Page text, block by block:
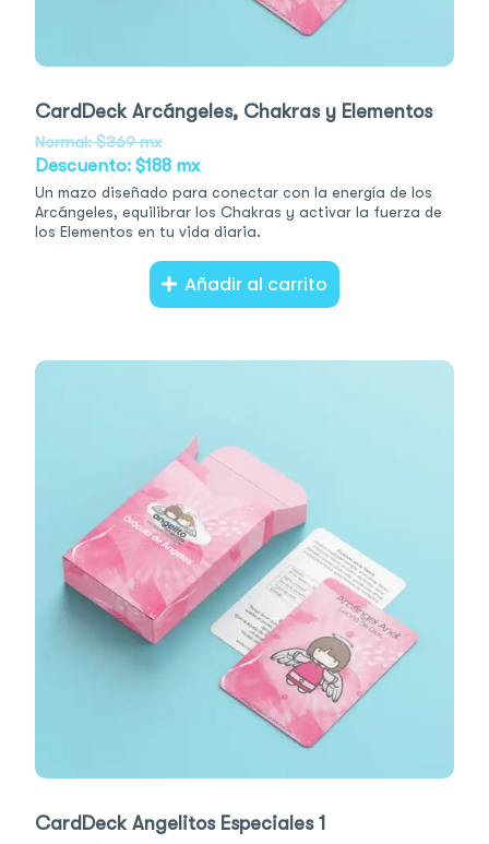
CardDeck Arcángeles, Chakras y Elementos
Normal: $369 mx
Descuento: $188 mx
Un mazo diseñado para conectar con la energía de los
Arcángeles, equilibrar los Chakras y activar la fuerza de
los Elementos en tu vida diaria.
Añadir al carrito
CardDeck Angelitos Especiales 1